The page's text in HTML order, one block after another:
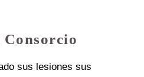
sus lesiones sus